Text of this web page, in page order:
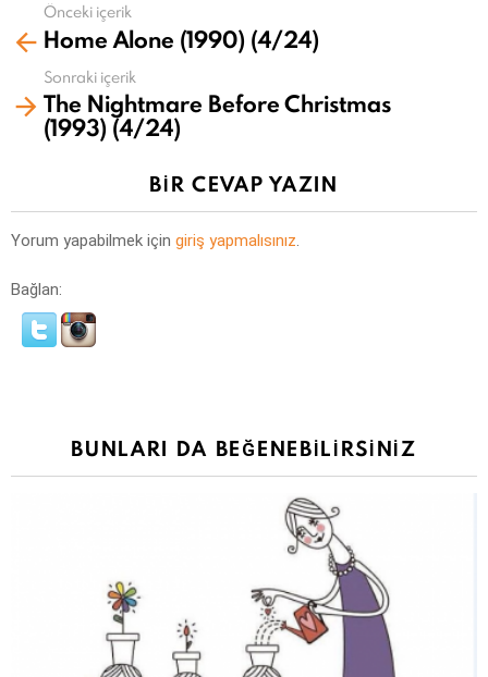
Daha
fazla
Önceki içerik
Home Alone (1990) (4/24)
Sonraki içerik
The Nightmare Before Christmas
(1993) (4/24)
BIR CEVAP YAZIN
Yorum yapabilmek için giriş yapmalısınız.
Bağlan:
BUNLARI DA BEĞENEBILIRSINIZ